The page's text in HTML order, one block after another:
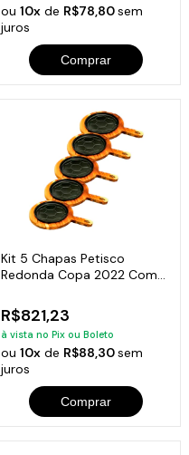
ou 10xde R$78,80sem
juros
Comprar
Kit 5 Chapas Petisco
Redonda Copa 2022 Com
R$821,23
à vista no Pix ou Boleto
ou 10xde R$88,30sem
juros
Comprar